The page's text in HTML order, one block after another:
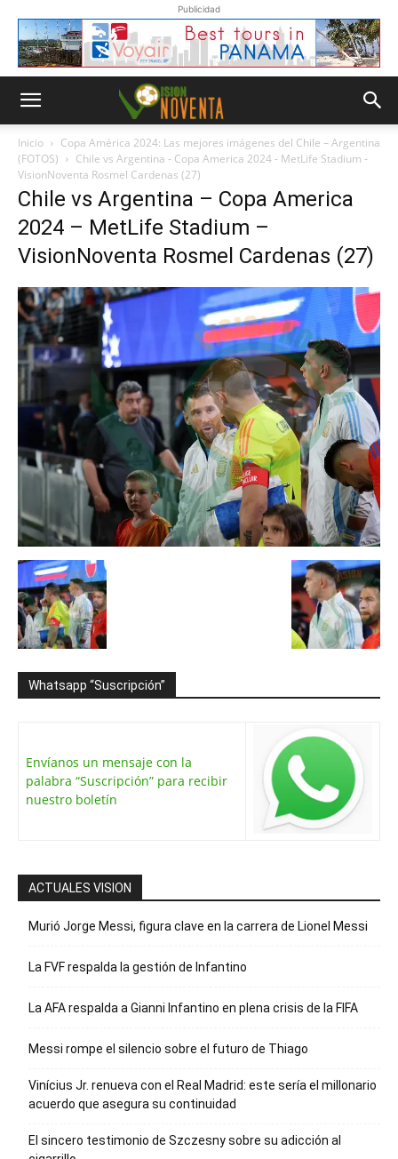
Publicidad
Inicio
Copa América 2024: Las mejores imágenes del Chile – Argentina
(FOTOS)
Chile vs Argentina - Copa America 2024 - MetLife Stadium -
VisionNoventa Rosmel Cardenas (27)
Chile vs Argentina – Copa America
2024 – MetLife Stadium –
VisionNoventa Rosmel Cardenas (27)
Whatsapp “Suscripción”
Envíanos un mensaje con la
palabra “Suscripción” para recibir
nuestro boletín
ACTUALES VISION
Murió Jorge Messi, figura clave en la carrera de Lionel Messi
La FVF respalda la gestión de Infantino
La AFA respalda a Gianni Infantino en plena crisis de la FIFA
Messi rompe el silencio sobre el futuro de Thiago
Vinícius Jr. renueva con el Real Madrid: este sería el millonario
acuerdo que asegura su continuidad
El sincero testimonio de Szczesny sobre su adicción al